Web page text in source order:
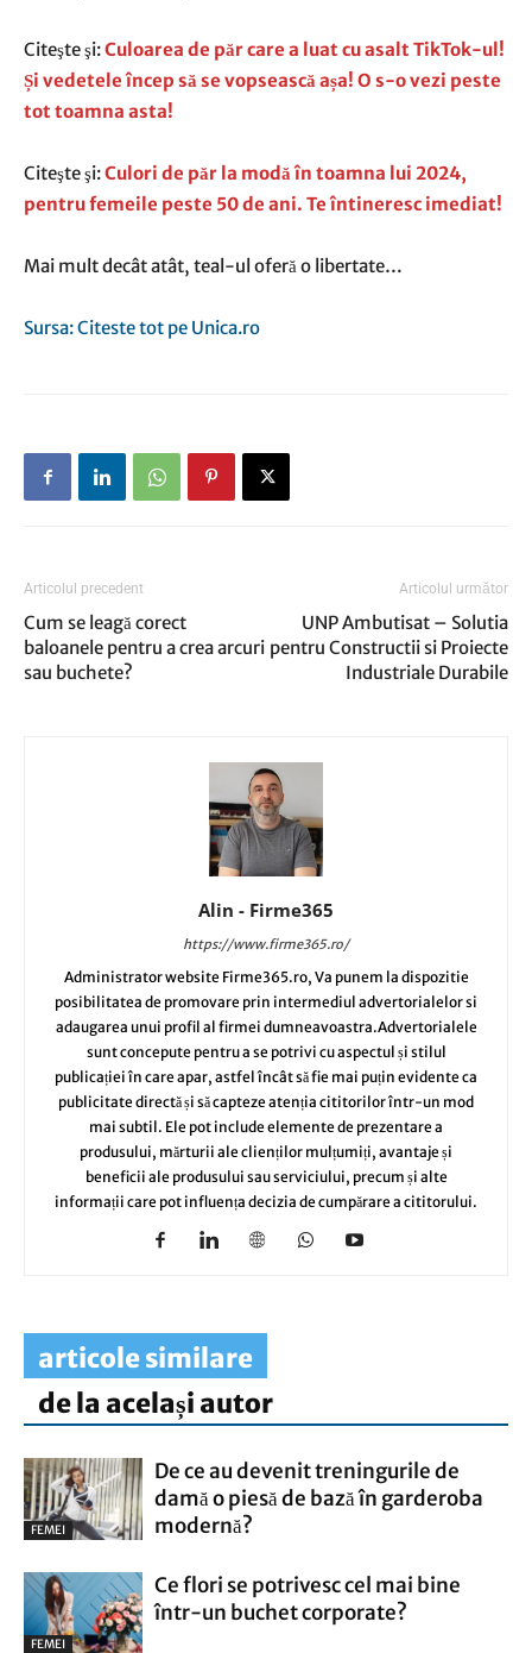
Citeşte şi:Culoarea de păr care a luat cu asalt TikTok-ul!
Și vedetele încep să se vopsească așa! O s-o vezi peste
tot toamna asta!
Citeşte şi:Culori de păr la modă în toamna lui 2024,
pentru femeile peste 50 de ani. Te întineresc imediat!
Mai mult decât atât, teal-ul oferă o libertate…
Sursa: Citeste tot pe Unica.ro
Articolul precedent
Cum se leagă corect
baloanele pentru a crea arcuri
sau buchete?
Articolul următor
UNP Ambutisat – Solutia
pentru Constructii si Proiecte
Industriale Durabile
Alin - Firme365
https://www.firme365.ro/
Administrator website Firme365.ro, Va punem la dispozitie
posibilitatea de promovare prin intermediul advertorialelor si
adaugarea unui profil al firmei dumneavoastra.Advertorialele
sunt concepute pentru a se potrivi cu aspectul și stilul
publicației în care apar, astfel încât să fie mai puțin evidente ca
publicitate directă și să capteze atenția cititorilor într-un mod
mai subtil. Ele pot include elemente de prezentare a
produsului, mărturii ale clienților mulțumiți, avantaje și
beneficii ale produsului sau serviciului, precum și alte
informații care pot influența decizia de cumpărare a cititorului.
articole similare
de la același autor
FEMEI
De ce au devenit treningurile de
damă o piesă de bază în garderoba
modernă?
FEMEI
Ce flori se potrivesc cel mai bine
într-un buchet corporate?